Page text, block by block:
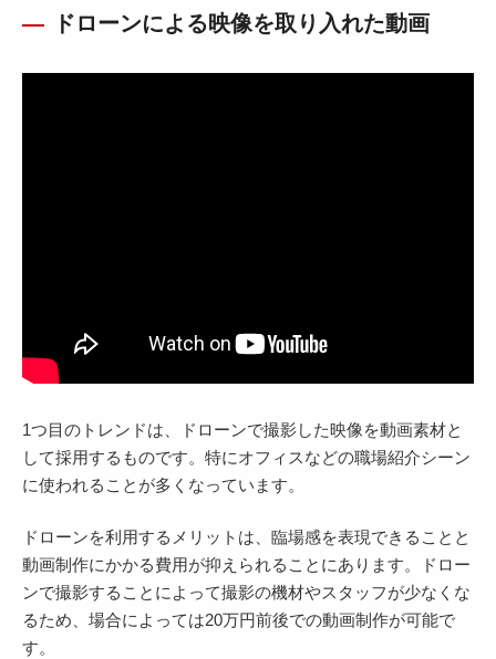
ドローンによる映像を取り入れた動画
1つ目のトレンドは、ドローンで撮影した映像を動画素材と
して採用するものです。特にオフィスなどの職場紹介シーン
に使われることが多くなっています。
ドローンを利用するメリットは、臨場感を表現できることと
動画制作にかかる費用が抑えられることにあります。ドロー
ンで撮影することによって撮影の機材やスタッフが少なくな
るため、場合によっては20万円前後での動画制作が可能で
す。